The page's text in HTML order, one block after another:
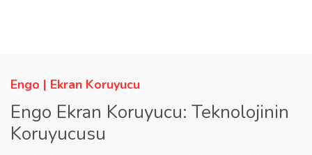
Engo | Ekran Koruyucu
Engo Ekran Koruyucu: Teknolojinin
Koruyucusu